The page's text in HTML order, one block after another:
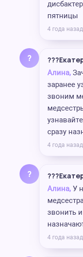
пятницы
4 года назад
?
Алина,
заранее
звоним
сразу
4 года назад
?
Алина, У
звонить
4 года назад